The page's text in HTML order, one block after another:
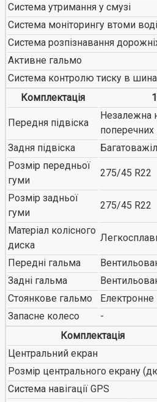
Система утримання у смузі
Система моніторингу втоми
Система розпізнавання
Активне гальмо
Система контролю тиску в
Комплектація
Передня підвіска
Незалежна
Задня підвіска
Розмір передньої
гуми
275/45 R22
Розмір задньої
гуми
275/45 R22
Матеріал колісного
диска
Передні гальма
Задні гальма
Стоянкове гальмо
Електронне
Запасне колесо
-
Комплектація
Центральний екран
Розмір центрального екрану
Система навігації GPS